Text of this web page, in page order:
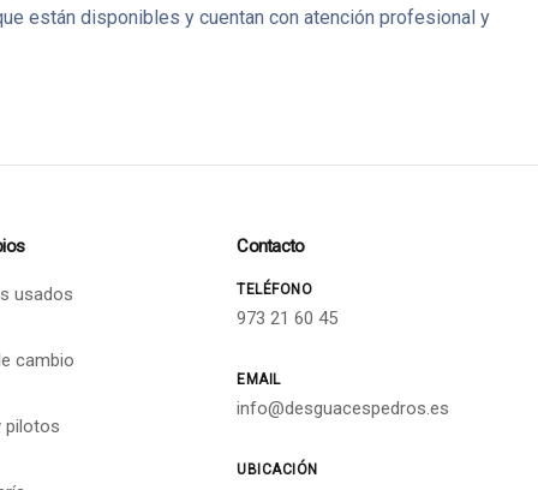
están disponibles y cuentan con atención profesional y
usados
cambio
pilotos
Contacto
TELÉFONO
973 21 60 45
EMAIL
info@desguacespedros.es
UBICACIÓN